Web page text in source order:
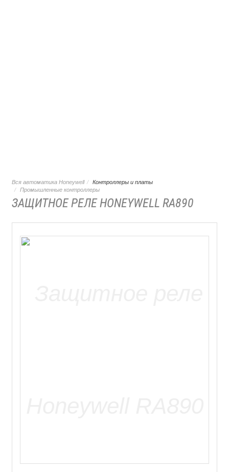
Вся автоматика Honeywell
Контроллеры и платы
Промышленные контроллеры
ЗАЩИТНОЕ РЕЛЕ HONEYWELL RA890